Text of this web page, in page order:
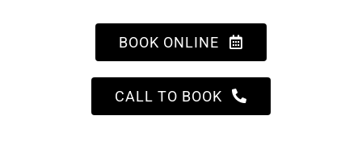
BOOK ONLINE
CALL TO BOOK